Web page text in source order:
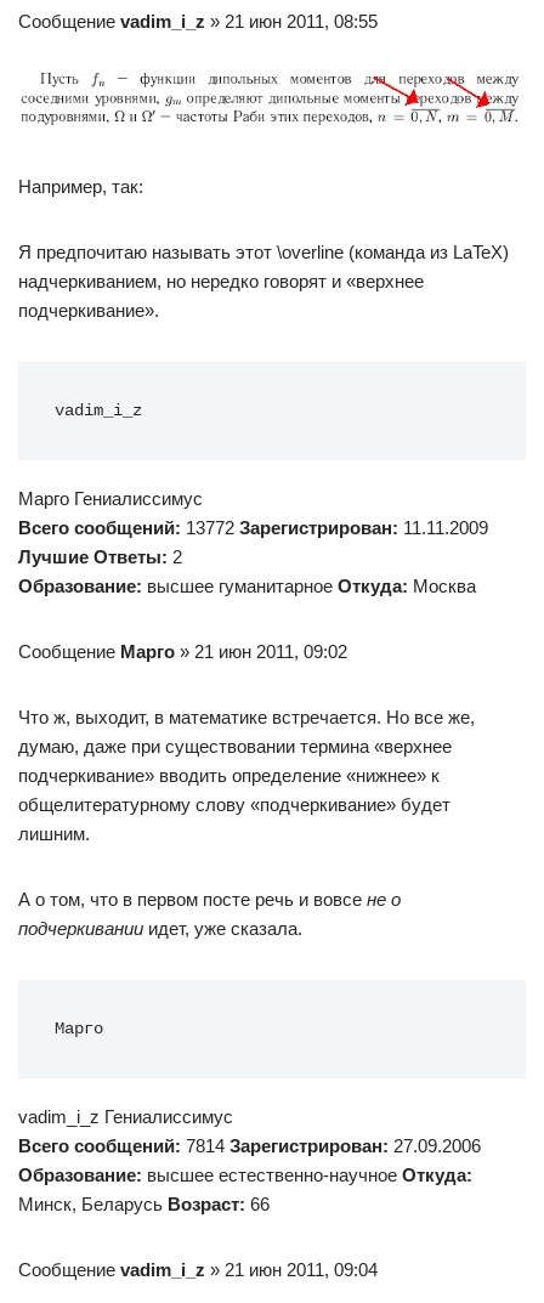
Сообщение vadim_i_z » 21 июн 2011, 08:55
Например, так:
Я предпочитаю называть этот \overline (команда из LaTeX)
надчеркиванием, но нередко говорят и «верхнее
подчеркивание».
vadim_i_z
Марго Гениалиссимус
Всего сообщений: 13772 Зарегистрирован: 11.11.2009
Лучшие Ответы: 2
Образование: высшее гуманитарное Откуда: Моcква
Сообщение Марго » 21 июн 2011, 09:02
Что ж, выходит, в математике встречается. Но все же,
думаю, даже при существовании термина «верхнее
подчеркивание» вводить определение «нижнее» к
общелитературному слову «подчеркивание» будет
лишним.
А о том, что в первом посте речь и вовсе не о
подчеркивании идет, уже сказала.
Марго
vadim_i_z Гениалиссимус
Всего сообщений: 7814 Зарегистрирован: 27.09.2006
Образование: высшее естественно-научное Откуда:
Минск, Беларусь Возраст: 66
Сообщение vadim_i_z » 21 июн 2011, 09:04